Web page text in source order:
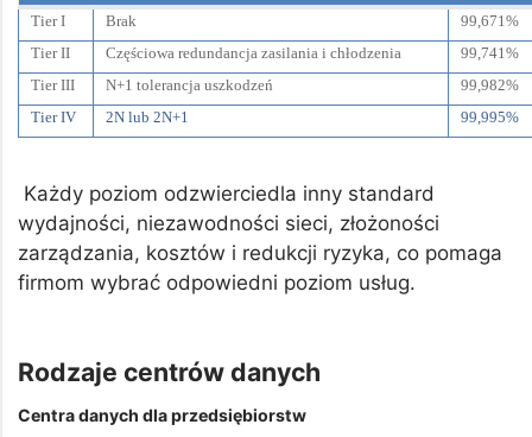
Tier I
Brak
99,671%
Tier II
Częściowa redundancja zasilania i chłodzenia
99,741%
Tier III
N+1 tolerancja uszkodzeń
99,982%
Tier IV
2N lub 2N+1 99,995%
Każdy poziom odzwierciedla inny standard
wydajności, niezawodności sieci, złożoności
zarządzania, kosztów i redukcji ryzyka, co pomaga
firmom wybrać odpowiedni poziom usług.
Rodzaje centrów danych
Centra danych dla przedsiębiorstw